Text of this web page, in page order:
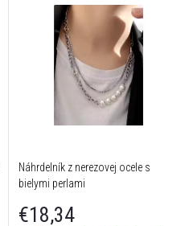
Náhrdelník z nerezovej ocele s
bielymi perlami
€18,34